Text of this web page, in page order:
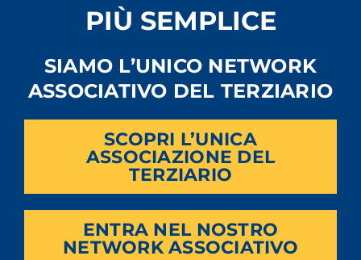
PIÙ SEMPLICE
SIAMO L’UNICO NETWORK
ASSOCIATIVO DEL TERZIARIO
SCOPRI L’UNICA
ASSOCIAZIONE DEL
TERZIARIO
ENTRA NEL NOSTRO
NETWORK ASSOCIATIVO